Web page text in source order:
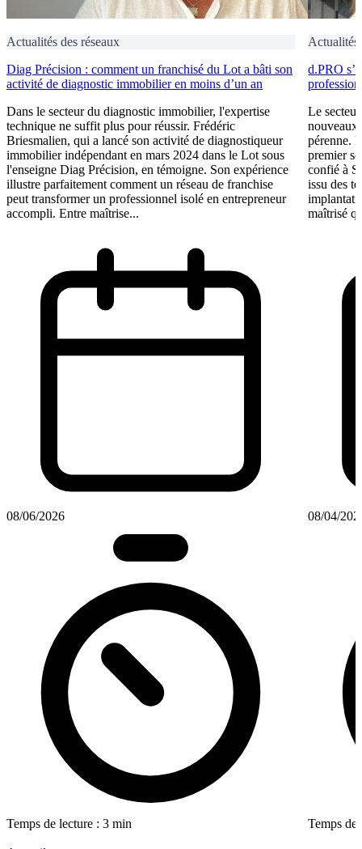
Actualités des réseaux
Diag Précision : comment un franchisé du Lot a bâti son
activité de diagnostic immobilier en moins d’un an
Dans le secteur du diagnostic immobilier, l'expertise
technique ne suffit plus pour réussir. Frédéric
Briesmalien, qui a lancé son activité de diagnostiqueur
immobilier indépendant en mars 2024 dans le Lot sous
l'enseigne Diag Précision, en témoigne. Son expérience
illustre parfaitement comment un réseau de franchise
peut transformer un professionnel isolé en entrepreneur
accompli. Entre maîtrise...
08/06/2026
Temps de lecture : 3 min
Actualités
d.PRO
Le
nouveaux
pérenne.
premier
confié à
issu des
maîtrisé
08/04/
Temps de